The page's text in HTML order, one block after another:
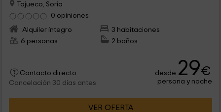
Tajueco, Soria
0 opiniones
Alquiler íntegro
3 habitaciones
6 personas
2 baños
Contacto directo
Cancelación 30 días antes
desde 29€
persona y noche
VER OFERTA